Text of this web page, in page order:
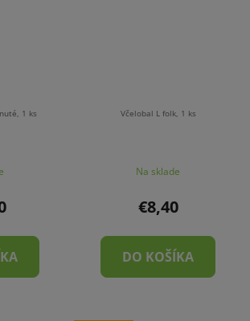
1 ks Včelobal L folk, 1 ks
Na sklade
€8,40
DO KOŠÍKA